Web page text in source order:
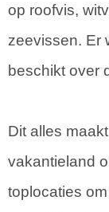
op roofvis,
zeevissen. Er
beschikt over
Dit alles
vakantieland
toplocaties